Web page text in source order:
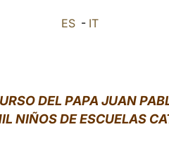
ES- IT
DEL PAPA JUAN
NIÑOS DE ESCUELAS